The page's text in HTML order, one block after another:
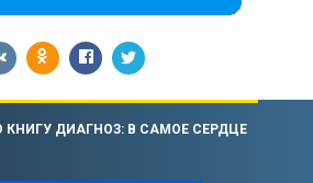
КНИГУ ДИАГНОЗ: В САМОЕ СЕРДЦЕ